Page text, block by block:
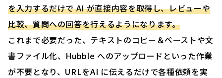
を入力するだけで AI が直接内容を取得し、レビューや
比較、質問への回答を行えるようになります。
これまで必要だった、テキストのコピー＆ペーストや文
書ファイル化、Hubble へのアップロードといった作業
が不要となり、URLをAI に伝えるだけで各種依頼を実